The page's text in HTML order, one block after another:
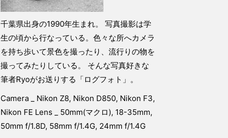
千葉県出身の1990年生まれ。 写真撮影は学
生の頃から行なっている。色々な所へカメラ
を持ち歩いて景色を撮ったり、流行りの物を
撮ってみたりしている。 そんな写真好きな
筆者Ryoがお送りする「ログフォト」。
Camera _ Nikon Z8, Nikon D850, Nikon F3,
Nikon FE Lens _ 50mm(マクロ), 18-35mm,
50mm f/1.8D, 58mm f/1.4G, 24mm f/1.4G